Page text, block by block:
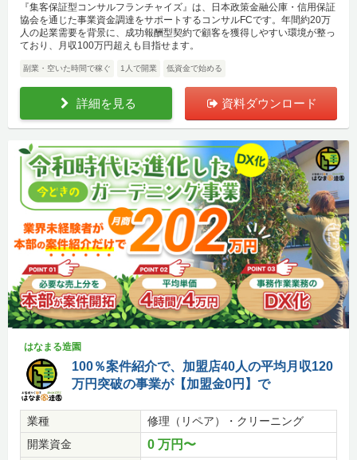
『集客保証型コンサルフランチャイズ』は、日本政策金融公庫・信用保証
協会を通じた事業資金調達をサポートするコンサルFCです。年間約20万
人の起業需要を背景に、成功報酬型契約で顧客を獲得しやすい環境が整っ
ており、月収100万円超えも目指せます。
副業・空いた時間で稼ぐ 1人で開業 低資金で始める
詳細を見る 資料ダウンロード
はなまる造園
100％案件紹介で、加盟店40人の平均月収120
万円突破の事業が【加盟金0円】で
業種
修理（リペア）・クリーニング
開業資金
0 万円〜